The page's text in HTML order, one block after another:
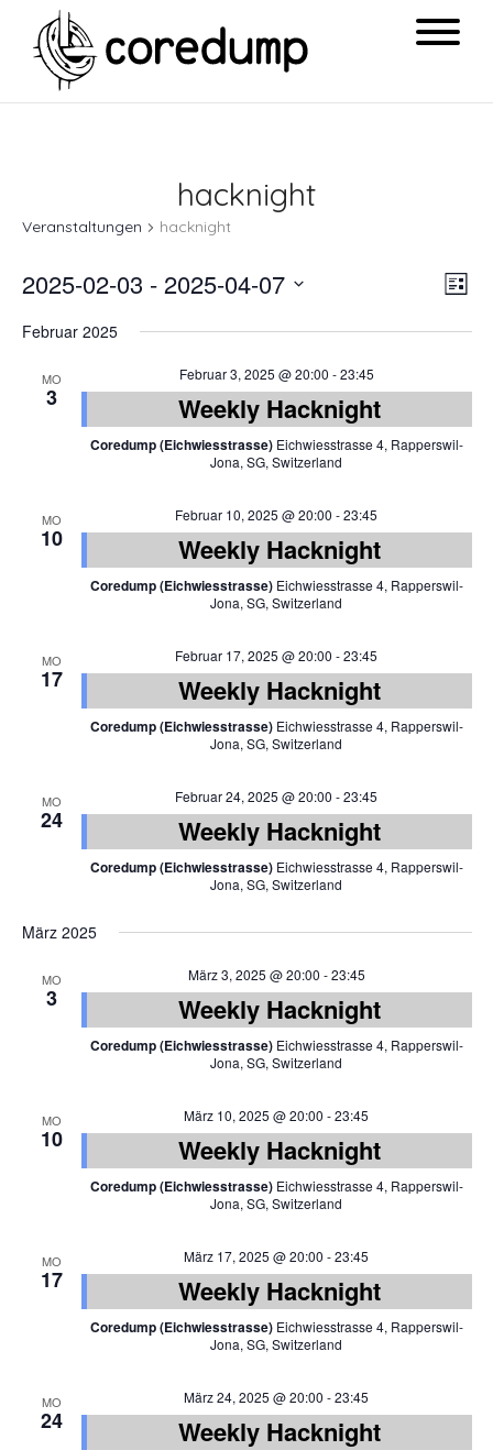
hacknight
Veranstaltungen hacknight
2025-02-03 - 2025-04-07
Februar 2025
MO
3
Februar 3, 2025 @ 20:00 -23:45
Weekly Hacknight
Coredump (Eichwiesstrasse) Eichwiesstrasse 4, Rapperswil-
Jona, SG, Switzerland
MO
10
Februar 10, 2025 @ 20:00 -23:45
Weekly Hacknight
Coredump (Eichwiesstrasse) Eichwiesstrasse 4, Rapperswil-
Jona, SG, Switzerland
MO
17
Februar 17, 2025 @ 20:00 -23:45
Weekly Hacknight
Coredump (Eichwiesstrasse) Eichwiesstrasse 4, Rapperswil-
Jona, SG, Switzerland
MO
24
Februar 24, 2025 @ 20:00 -23:45
Weekly Hacknight
Coredump (Eichwiesstrasse) Eichwiesstrasse 4, Rapperswil-
Jona, SG, Switzerland
März 2025
MO
3
März 3, 2025 @ 20:00 -23:45
Weekly Hacknight
Coredump (Eichwiesstrasse) Eichwiesstrasse 4, Rapperswil-
Jona, SG, Switzerland
MO
10
März 10, 2025 @ 20:00 -23:45
Weekly Hacknight
Coredump (Eichwiesstrasse) Eichwiesstrasse 4, Rapperswil-
Jona, SG, Switzerland
MO
17
März 17, 2025 @ 20:00 -23:45
Weekly Hacknight
Coredump (Eichwiesstrasse) Eichwiesstrasse 4, Rapperswil-
Jona, SG, Switzerland
MO
24
März 24, 2025 @ 20:00 -23:45
Weekly Hacknight